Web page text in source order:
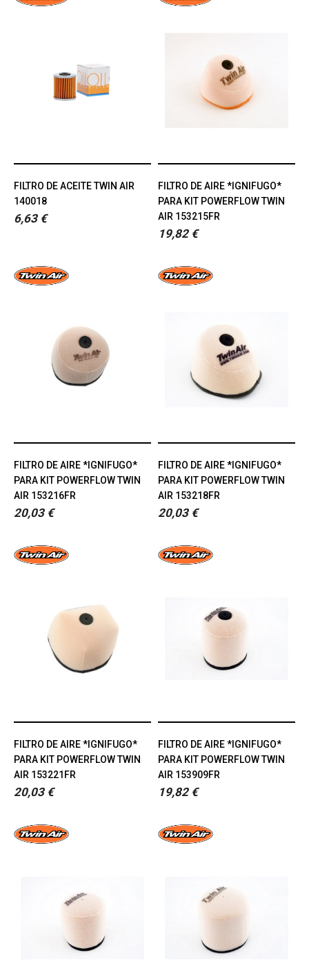
FILTRO DE ACEITE TWIN AIR
140018
6,63 €
FILTRO DE AIRE *IGNIFUGO*
PARA KIT POWERFLOW TWIN
AIR 153215FR
19,82 €
FILTRO DE AIRE *IGNIFUGO*
PARA KIT POWERFLOW TWIN
AIR 153216FR
20,03 €
FILTRO DE AIRE *IGNIFUGO*
PARA KIT POWERFLOW TWIN
AIR 153218FR
20,03 €
FILTRO DE AIRE *IGNIFUGO*
PARA KIT POWERFLOW TWIN
AIR 153221FR
20,03 €
FILTRO DE AIRE *IGNIFUGO*
PARA KIT POWERFLOW TWIN
AIR 153909FR
19,82 €